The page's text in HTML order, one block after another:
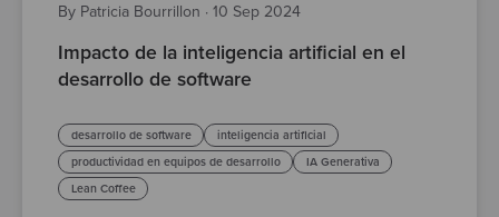
By Patricia Bourrillon · 10 Sep 2024
Impacto de la inteligencia artificial en el
desarrollo de software
desarrollo de software
inteligencia artificial
productividad en equipos de desarrollo
IA Generativa
Lean Coffee